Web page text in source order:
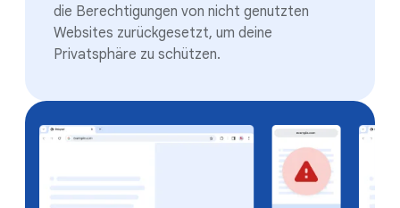
die Berechtigungen von nicht genutzten
Websites zurückgesetzt, um deine
Privatsphäre zu schützen.